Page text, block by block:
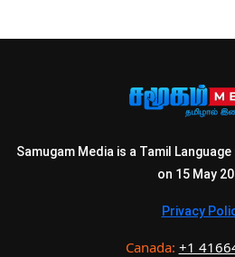
Samugam Media is a Tamil
on 15 May
Privacy
Canada: +1